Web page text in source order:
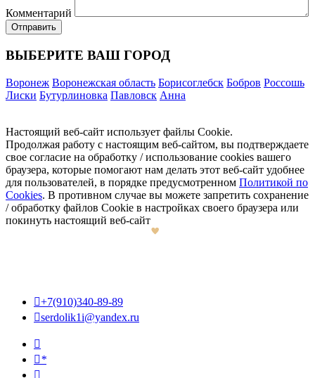
Комментарий
ВЫБЕРИТЕ ВАШ ГОРОД
Воронеж Воронежская область Борисоглебск Бобров Россошь
Лиски Бутурлиновка Павловск Анна
Настоящий веб-сайт использует файлы Cookie.
Продолжая работу с настоящим веб-сайтом, вы подтверждаете
свое согласие на обработку / использование cookies вашего
браузера, которые помогают нам делать этот веб-сайт удобнее
для пользователей, в порядке предусмотренном Политикой по
Cookies. В противном случае вы можете запретить сохранение
/ обработку файлов Cookie в настройках своего браузера или
покинуть настоящий веб-сайт
+7(910)340-89-89
serdolik1i@yandex.ru

*
